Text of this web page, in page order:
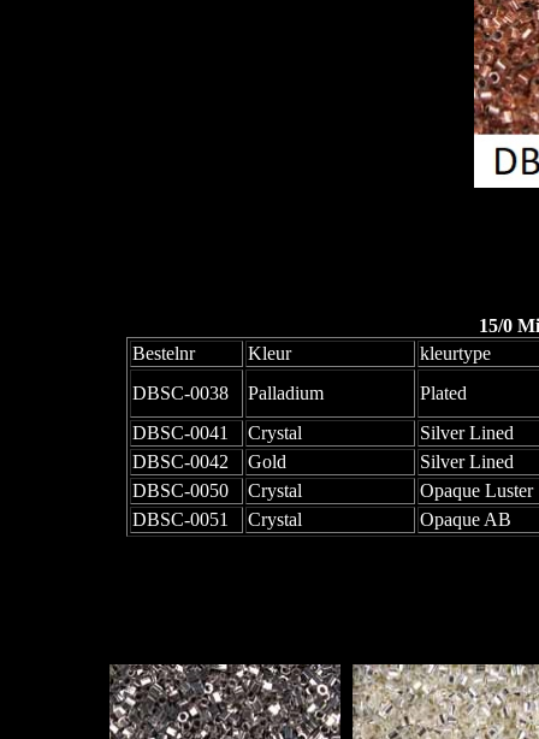
15/0
Bestelnr
Kleur
kleurtype
DBSC-0038
Palladium
Plated
DBSC-0041
Crystal
Silver Lined
DBSC-0042
Gold
Silver Lined
DBSC-0050
Crystal
Opaque Luster
DBSC-0051
Crystal Opaque AB